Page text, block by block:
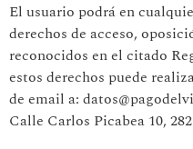
El usuario podrá en
derechos de acceso,
reconocidos en el citado
estos derechos puede
de email a:
Calle Carlos Picabea 10,